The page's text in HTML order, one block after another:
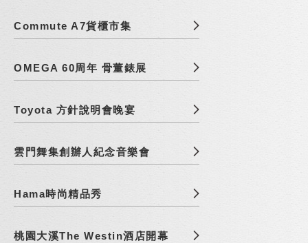
Commute A7貨櫃市集
OMEGA 60周年 骨董錶展
Toyota 方針說明會晚宴
雲門舞集創辦人紀念音樂會
Hama時尚精品秀
桃園大溪The Westin酒店開幕